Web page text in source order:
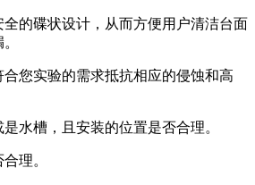
碟状设计，从而方便用户清洁台面
实验的需求抵抗相应的侵蚀和高
槽，且安装的位置是否合理。
理。